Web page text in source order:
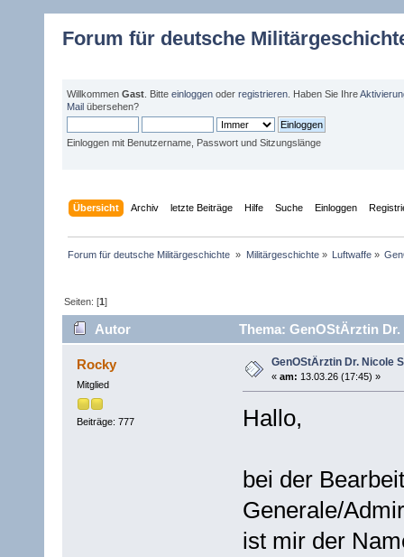
Forum für deutsche
Willkommen Gast . Bitte einloggen oder registrieren . Haben Sie Ihre
Mail übersehen?
Einloggen mit Benutzername, Passwort und Sitzungslänge
Übersicht Archiv letzte Beiträge Hilfe Suche Einloggen
Forum für deutsche Militärgeschichte » Militärgeschichte» Luftwaffe»
Seiten: [1]
Autor Thema: GenOStÄrztin
Rocky
Mitglied
Beiträge: 777
GenOStÄrztin Dr. Nicole
« am: 13.03.26 (17:45) »
Hallo,
bei der
Generale/
ist mir der